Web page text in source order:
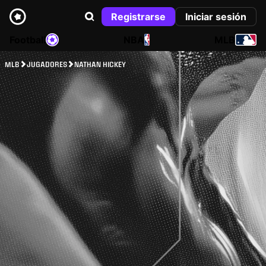
Registrarse
Iniciar sesión
NBA
MLB JUGADORES NATHAN HICKEY